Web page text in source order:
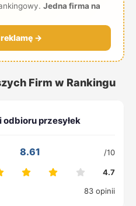
Jedna firma na
→
Firm w Rankingu
8.61 /10
4.7
83 opinii